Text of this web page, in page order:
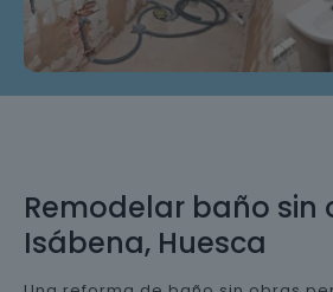
Remodelar baño sin
Isábena, Huesca